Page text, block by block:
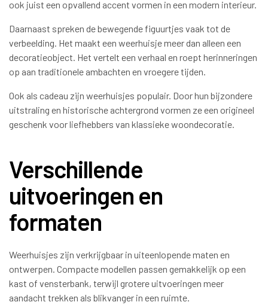
ook juist een opvallend accent vormen in een modern interieur.
Daarnaast spreken de bewegende figuurtjes vaak tot de
verbeelding. Het maakt een weerhuisje meer dan alleen een
decoratieobject. Het vertelt een verhaal en roept herinneringen
op aan traditionele ambachten en vroegere tijden.
Ook als cadeau zijn weerhuisjes populair. Door hun bijzondere
uitstraling en historische achtergrond vormen ze een origineel
geschenk voor liefhebbers van klassieke woondecoratie.
Verschillende
uitvoeringen en
formaten
Weerhuisjes zijn verkrijgbaar in uiteenlopende maten en
ontwerpen. Compacte modellen passen gemakkelijk op een
kast of vensterbank, terwijl grotere uitvoeringen meer
aandacht trekken als blikvanger in een ruimte.